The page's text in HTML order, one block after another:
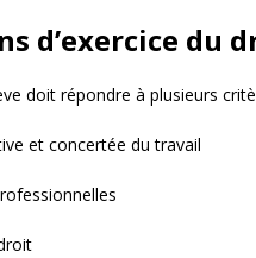
d’exercice du
doit répondre à plusieurs
et concertée du travail